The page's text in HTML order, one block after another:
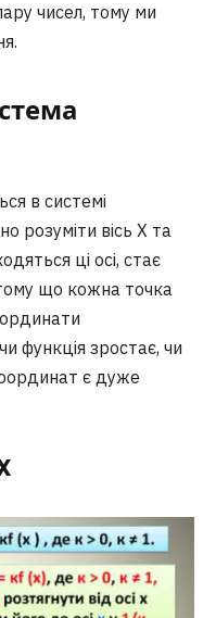
чисел, тому ми
в системі
розуміти вісь X та
ці осі, стає
що кожна точка
функція зростає, чи
є дуже